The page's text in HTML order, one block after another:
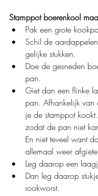
Stamppot boerenkool
Pak een grote
Schil de
gelijke stukken.
Doe de gesneden
pan.
Giet dan een flinke
pan. Afhankelijk
je de stamppot
zodat de pan niet
En niet teveel want
allemaal weer
Leg daarop een
Dan leg daarop
rookworst.